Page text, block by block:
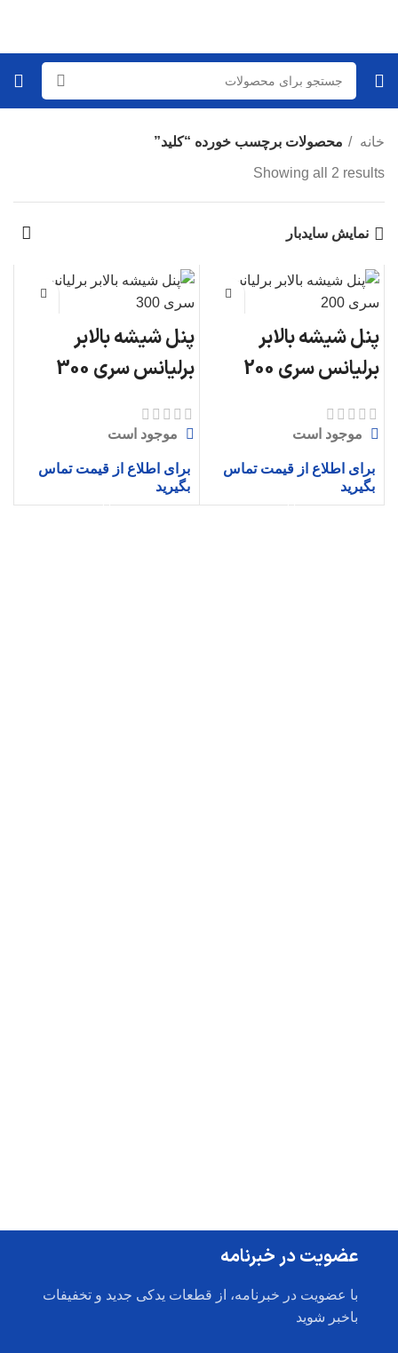
خانه محصولات برچسب خورده “کلید”
Showing all 2 results
نمایش سایدبار
پنل شیشه بالابر
برلیانس سری 200
موجود است
برای اطلاع از قیمت تماس
بگیرید
پنل شیشه بالابر
برلیانس سری 300
موجود است
برای اطلاع از قیمت تماس
بگیرید
عضویت در خبرنامه
با عضویت در خبرنامه، از قطعات یدکی جدید و تخفیفات
باخبر شوید